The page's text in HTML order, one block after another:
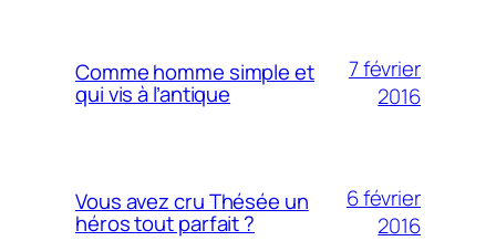
Comme homme simple et
qui vis à l’antique
7 février
2016
Vous avez cru Thésée un
héros tout parfait ?
6 février
2016